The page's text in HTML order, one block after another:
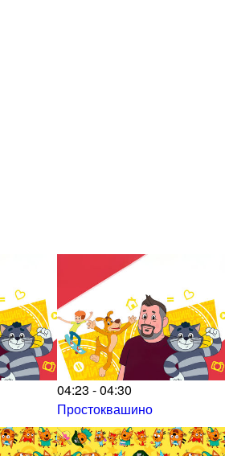
04:23 - 04:30
Простоквашино